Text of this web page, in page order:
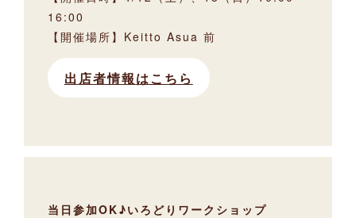
16:00
【開催場所】Keitto Asua 前
出店者情報はこちら
当日参加OK♪いろどりワークショップ